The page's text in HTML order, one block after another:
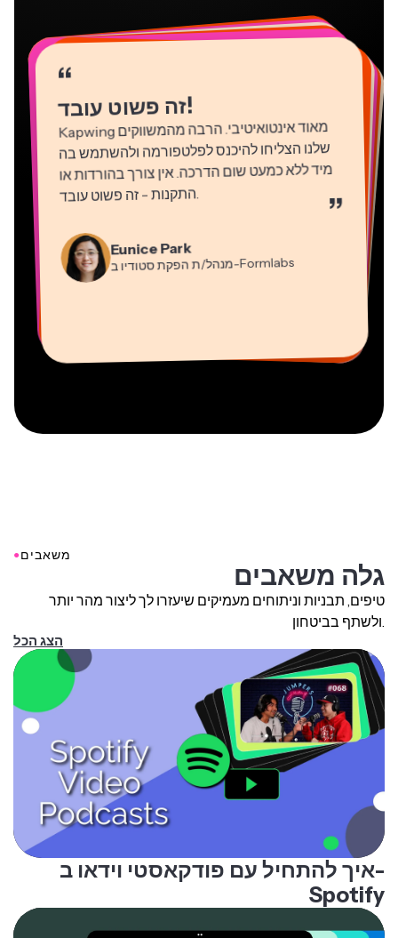
“
זה פשוט עובד!
Kapwing
מאוד אינטואיטיבי. הרבה מהמשווקים
שלנו הצליחו להיכנס לפלטפורמה ולהשתמש בה
מיד ללא כמעט שום הדרכה. אין צורך בהורדות או
התקנות - זה פשוט עובד
. ”
Eunice Park
מנהל/ת הפקת סטודיו ב-Formlabs
“
“
Panos Papagapiou
“
Gracie Peng
מנהל/ת תוכן
“
“
יועץ
“
Dina Segovia
●משאבים
גלה משאבים
טיפים, תבניות וניתוחים מעמיקים שיעזרו לך ליצור מהר יותר
הצג הכל
איך להתחיל עם פודקאסטי וידאו ב-
Spotify